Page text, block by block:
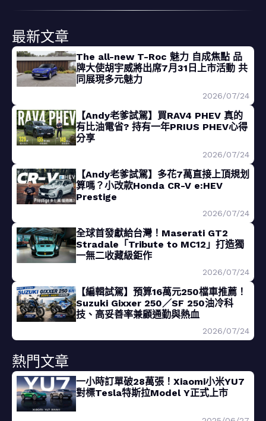
最新文章
The all-new T-Roc 魅力 自成焦點 品
牌大使胡宇威將出席7月31日上市活動 共
同展現多元魅力
2026/07/24
【Andy老爹試駕】買RAV4 PHEV 真的
有比油電省? 持有一年PRIUS PHEV心得
分享
2026/07/24
【Andy老爹試駕】多花7萬直接上頂規划
算嗎？小改款Honda CR-V e:HEV
Prestige
2026/07/24
全球首發獻給台灣！Maserati GT2
Stradale「Tribute to MC12」打造獨
一無二收藏級鉅作
2026/07/24
【編輯試駕】預算16萬元250檔車推薦！
Suzuki Gixxer 250／SF 250油冷科
技、高妥善率兼顧通勤與熱血
2026/07/24
熱門文章
一小時訂單破28萬張！Xiaomi小米YU7
對標Tesla特斯拉Model Y正式上市